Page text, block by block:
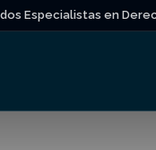
Especialistas en